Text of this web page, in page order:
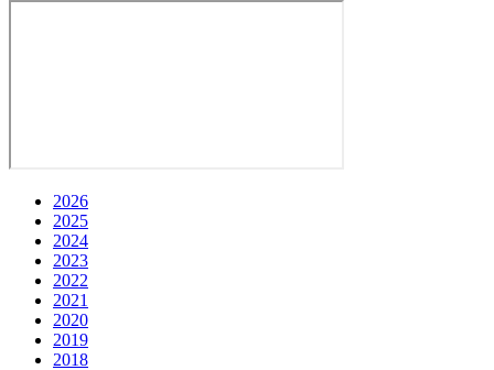
2026
2025
2024
2023
2022
2021
2020
2019
2018